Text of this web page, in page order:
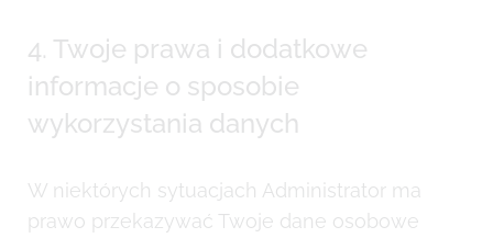
4. Twoje prawa i dodatkowe
informacje o sposobie
wykorzystania danych
W niektórych sytuacjach Administrator ma
prawo przekazywać Twoje dane osobowe